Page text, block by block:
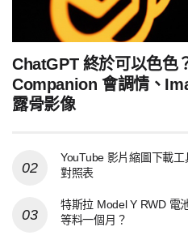
ChatGPT 終於可以色色
Companion 會調情、
露骨影像
YouTube 影片縮圖下載
對照表
特斯拉 Model Y RWD 電
等料一個月？